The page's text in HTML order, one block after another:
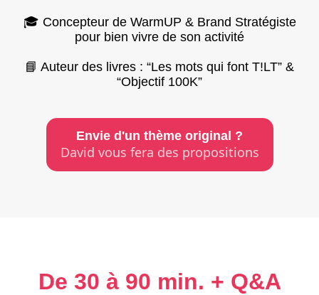
🎓 Concepteur de WarmUP & Brand Stratégiste
pour bien vivre de son activité
📘 Auteur des livres : “Les mots qui font T!LT” &
“Objectif 100K”
Envie d'un thème original ?
David vous fera des propositions
De 30 à 90 min. + Q&A